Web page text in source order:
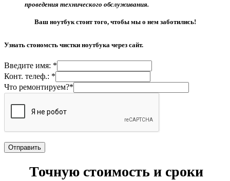
проведения технического обслуживания.
Ваш ноутбук стоит того, чтобы мы о нем заботились!
Узнать стоиомсть чистки ноутбука через сайт.
Введите имя: *
Конт. телеф.: *
Что ремонтируем?*
Точную стоимость и сроки